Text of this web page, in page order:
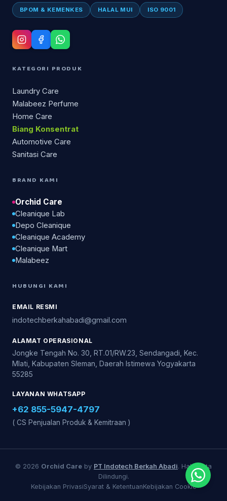
BPOM & KEMENKES HALAL MUI ISO 9001
KATEGORI PRODUK
Laundry Care
Malabeez Perfume
Home Care
Biang Konsentrat
Automotive Care
Sanitasi Care
BRAND KAMI
Orchid Care
Cleanique Lab
Depo Cleanique
Cleanique Academy
Cleanique Mart
Malabeez
HUBUNGI KAMI
EMAIL RESMI
indotechberkahabadi@gmail.com
ALAMAT OPERASIONAL
Jongke Tengah No. 30, RT.01/RW.23, Sendangadi, Kec.
Mlati, Kabupaten Sleman, Daerah Istimewa Yogyakarta
55285
LAYANAN WHATSAPP
+62 855-5947-4797
( CS Penjualan Produk & Kemitraan )
© 2026 Orchid Care by PT Indotech Berkah Abadi. Hak Cipta
Dilindungi.
Kebijakan PrivasiSyarat & KetentuanKebijakan Cookie